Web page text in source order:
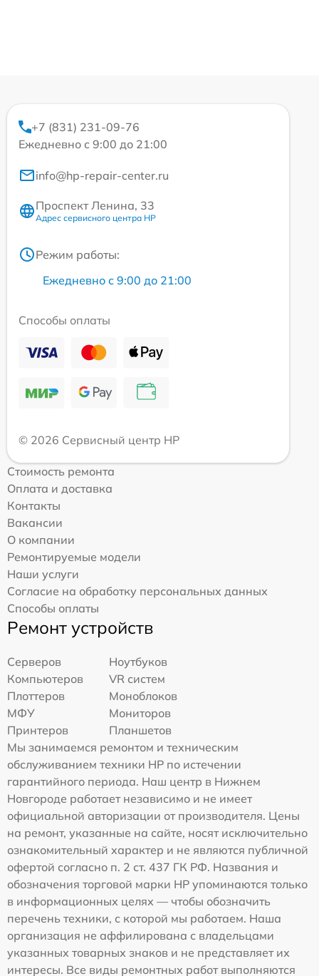
+7 (831) 231-09-76
Ежедневно с 9:00 до 21:00
info@hp-repair-center.ru
Проспект Ленина, 33
Адрес сервисного центра HP
Режим работы:
Ежедневно с 9:00 до 21:00
Способы оплаты
© 2026 Сервисный центр HP
Стоимость ремонта
Оплата и доставка
Контакты
Вакансии
О компании
Ремонтируемые модели
Наши услуги
Согласие на обработку персональных данных
Способы оплаты
Ремонт устройств
Серверов
Ноутбуков
Компьютеров
VR систем
Плоттеров
Моноблоков
МФУ
Мониторов
Принтеров
Планшетов
Мы занимаемся ремонтом и техническим
обслуживанием техники HP по истечении
гарантийного периода. Наш центр в Нижнем
Новгороде работает независимо и не имеет
официальной авторизации от производителя. Цены
на ремонт, указанные на сайте, носят исключительно
ознакомительный характер и не являются публичной
офертой согласно п. 2 ст. 437 ГК РФ. Названия и
обозначения торговой марки HP упоминаются только
в информационных целях — чтобы обозначить
перечень техники, с которой мы работаем. Наша
организация не аффилирована с владельцами
указанных товарных знаков и не представляет их
интересы. Все виды ремонтных работ выполняются